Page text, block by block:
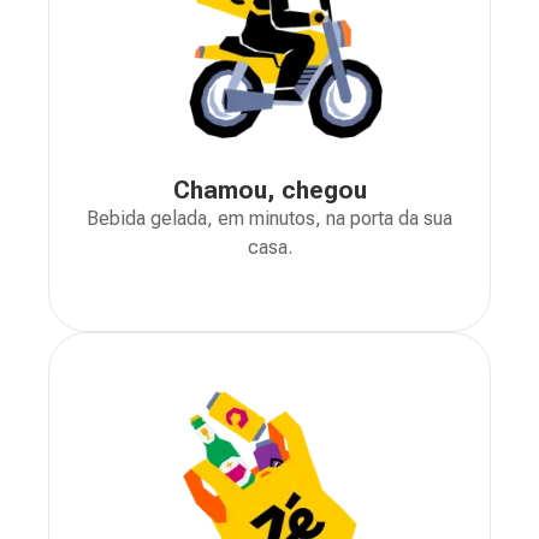
Chamou, chegou
Bebida gelada, em minutos, na porta da sua
casa.